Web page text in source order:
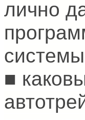
лично
■